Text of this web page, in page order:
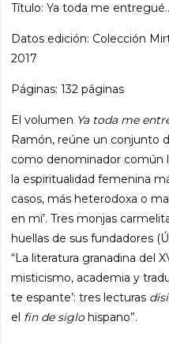
Título: Ya toda me
Datos edición: Colección
2017
Páginas: 132 páginas
El volumen Ya toda me
Ramón, reúne un conjunto
como denominador común
la espiritualidad femenina
casos, más heterodoxa o
en mí’. Tres monjas
huellas de sus fundadores
“La literatura granadina del
misticismo, academia y
te espante’: tres lecturas
el fin de siglohispano”.